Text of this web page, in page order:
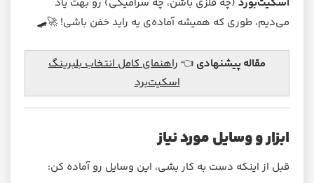
اسکیت‌بورد (چه فلزی باشن، چه سرامیکی) رو بهت یاد
می‌دیم، طوری که همیشه آماده‌ی یه راید خفن باشی! 🚀🛹
مقاله پیشنهادی 👈 راهنمای کامل انتخاب بلبرینگ
اسکیت‌برد
ابزار و وسایل مورد نیاز
قبل از اینکه دست به کار بشی، این وسایل رو آماده کن: